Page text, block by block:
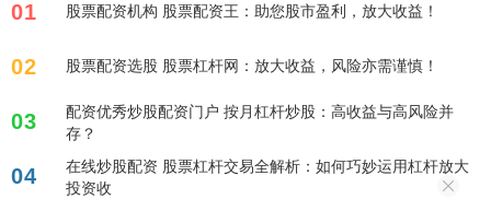
01 股票配资机构 股票配资王：助您股市盈利，放大收益！
02 股票配资选股 股票杠杆网：放大收益，风险亦需谨慎！
03
配资优秀炒股配资门户 按月杠杆炒股：高收益与高风险并
存？
04
在线炒股配资 股票杠杆交易全解析：如何巧妙运用杠杆放大
投资收